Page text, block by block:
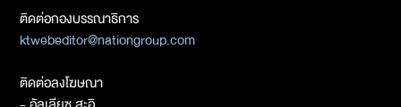
ติดต่อกองบรรณาธิการ
ktwebeditor@nationgroup.com
ติดต่อลงโฆษณา